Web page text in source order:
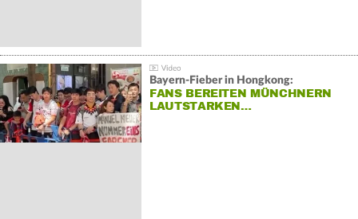
Bayern-Fieber in Hongkong:
FANS BEREITEN MÜNCHNERN
LAUTSTARKEN…